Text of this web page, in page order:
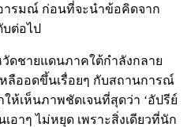
ารมณ์ ก่อนที่จะนำข้อคิดจาก
ต่อไป
ดชายแดนภาคใต้กำลังกลาย
ลืออดขึ้นเรื่อยๆ กับสถานการณ์
ห้เห็นภาพชัดเจนที่สุดว่า ‘อัปรีย์
อาๆ ไม่หยุด เพราะสิ่งเดียวที่นัก